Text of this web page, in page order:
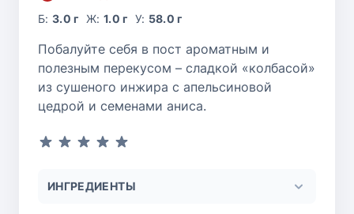
Б:3.0 г Ж: 1.0 г У: 58.0 г
Побалуйте себя в пост ароматным и
полезным перекусом – сладкой «колбасой»
из сушеного инжира с апельсиновой
цедрой и семенами аниса.
ИНГРЕДИЕНТЫ